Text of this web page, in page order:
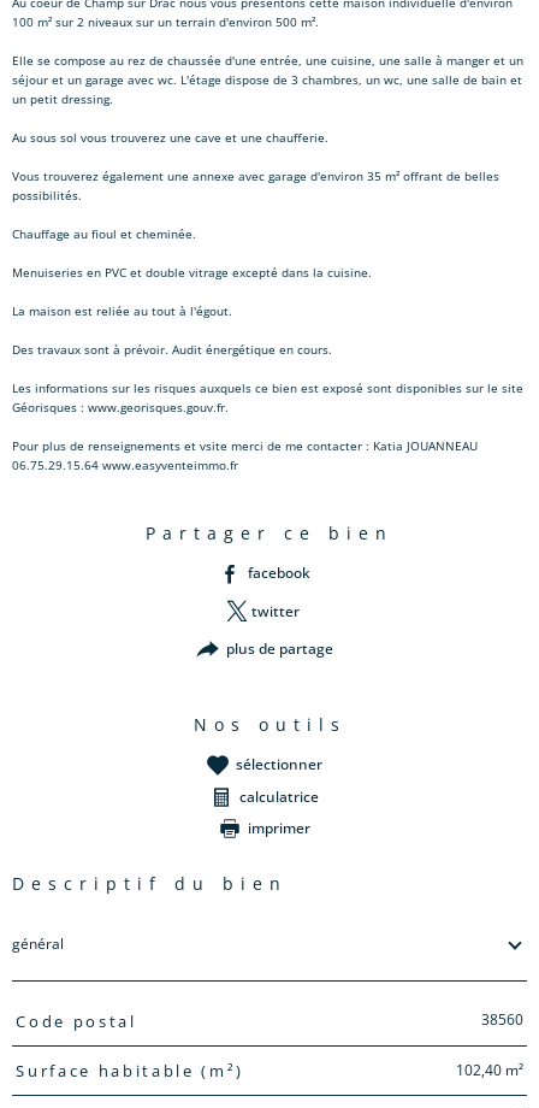
100 m² sur 2 niveaux sur un terrain d'environ 500 m².
Elle se compose au rez de chaussée d'une entrée, une cuisine, une salle à manger et un
séjour et un garage avec wc. L'étage dispose de 3 chambres, un wc, une salle de bain et
un petit dressing.
Au sous sol vous trouverez une cave et une chaufferie.
Vous trouverez également une annexe avec garage d'environ 35 m² offrant de belles
possibilités.
Chauffage au fioul et cheminée.
Menuiseries en PVC et double vitrage excepté dans la cuisine.
La maison est reliée au tout à l'égout.
Des travaux sont à prévoir. Audit énergétique en cours.
Les informations sur les risques auxquels ce bien est exposé sont disponibles sur le site
Géorisques : www.georisques.gouv.fr.
Pour plus de renseignements et vsite merci de me contacter : Katia JOUANNEAU
06.75.29.15.64 www.easyventeimmo.fr
partager ce bien
facebook
twitter
plus de partage
nos outils
sélectionner
calculatrice
imprimer
descriptif du bien
général
TRAD_PAMPERO_Caracteristique
Code postal 38560
Surface habitable (m²) 102,40 m²